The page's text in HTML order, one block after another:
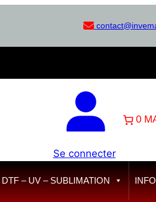
Se connecter
0
– UV – SUBLIMATION